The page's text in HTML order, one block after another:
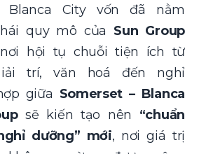
City vốn đã nằm
quy mô của Sun Group
hội tụ chuỗi tiện ích từ
trí, văn hoá đến nghỉ
giữa Somerset – Blanca
sẽ kiến tạo nên “chuẩn
dưỡng” mới, nơi giá trị